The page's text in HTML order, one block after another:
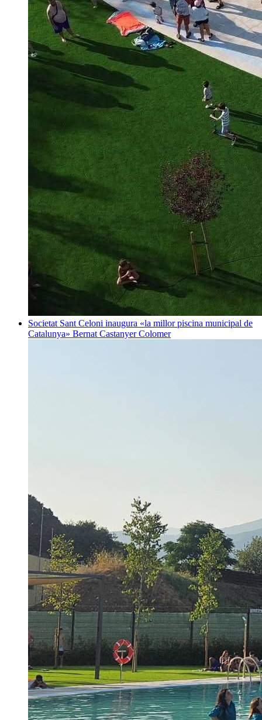
Societat Sant Celoni inaugura «la millor piscina municipal de
Catalunya» Bernat Castanyer Colomer